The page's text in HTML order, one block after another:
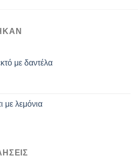
με δαντέλα
με λεμόνια